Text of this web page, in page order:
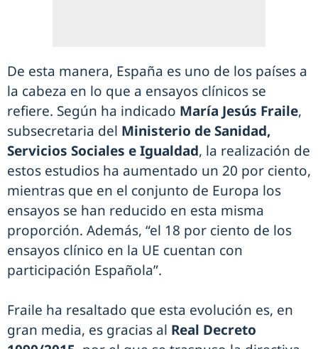
De esta manera, España es uno de los países a
la cabeza en lo que a ensayos clínicos se
refiere. Según ha indicado María Jesús Fraile,
subsecretaria del Ministerio de Sanidad,
Servicios Sociales e Igualdad, la realización de
estos estudios ha aumentado un 20 por ciento,
mientras que en el conjunto de Europa los
ensayos se han reducido en esta misma
proporción. Además, “el 18 por ciento de los
ensayos clínico en la UE cuentan con
participación Española”.
Fraile ha resaltado que esta evolución es, en
gran media, es gracias al Real Decreto